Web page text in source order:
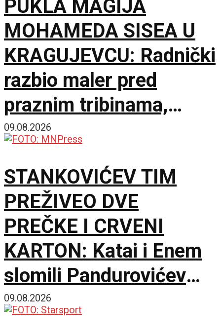
PUKLA MAGIJA
MOHAMEDA SISEA U
KRAGUJEVCU: Radnički
razbio maler pred
praznim tribinama,
Zemun pao na sparnom
09.08.2026
STANKOVIĆEV TIM
PREŽIVEO DVE
PREČKE I CRVENI
KARTON: Katai i Enem
slomili Pandurovićev
bedem, Pazarci
09.08.2026